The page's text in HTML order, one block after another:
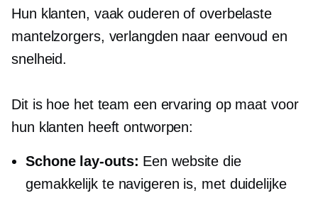
Hun klanten, vaak ouderen of overbelaste
mantelzorgers, verlangden naar eenvoud en
snelheid.
Dit is hoe het team een ​​ervaring op maat voor
hun klanten heeft ontworpen:
Schone lay-outs: Een website die
gemakkelijk te navigeren is, met duidelijke